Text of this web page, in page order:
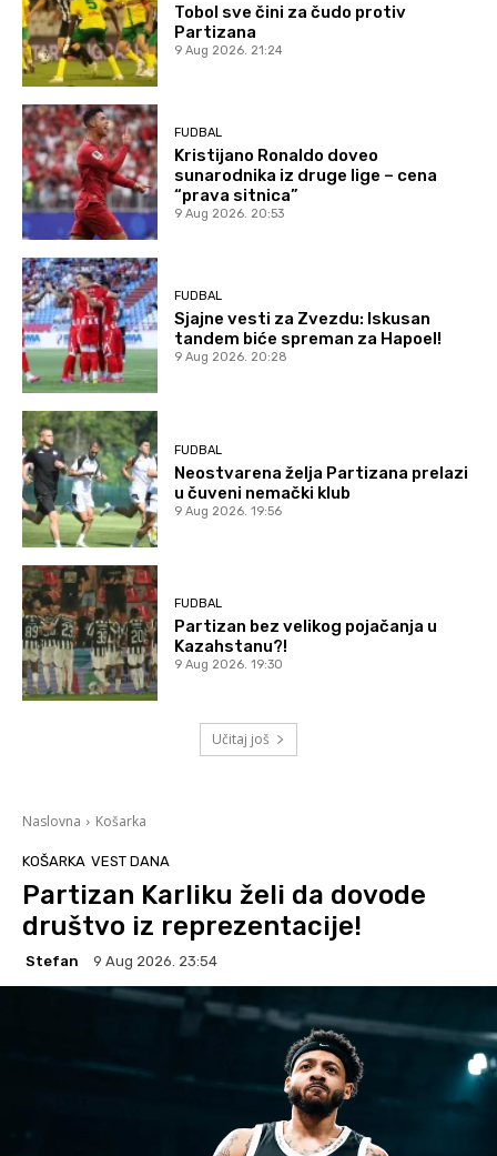
Tobol sve čini za čudo protiv
Partizana
9 Aug 2026. 21:24
FUDBAL
Kristijano Ronaldo doveo
sunarodnika iz druge lige – cena
“prava sitnica”
9 Aug 2026. 20:53
FUDBAL
Sjajne vesti za Zvezdu: Iskusan
tandem biće spreman za Hapoel!
9 Aug 2026. 20:28
FUDBAL
Neostvarena želja Partizana prelazi
u čuveni nemački klub
9 Aug 2026. 19:56
FUDBAL
Partizan bez velikog pojačanja u
Kazahstanu?!
9 Aug 2026. 19:30
Učitaj još